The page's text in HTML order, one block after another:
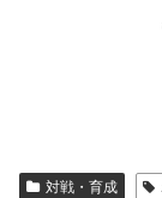
対戦・育成